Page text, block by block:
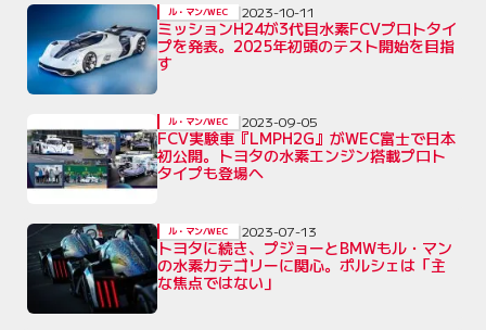
ミッションH24が3代目水素FCVプロトタイ
プを発表。2025年初頭のテスト開始を目指
す
ル・マン/WEC 2023-10-11
FCV実験車『LMPH2G』がWEC富士で日本
初公開。トヨタの水素エンジン搭載プロト
タイプも登場へ
ル・マン/WEC 2023-09-05
トヨタに続き、プジョーとBMWもル・マン
の水素カテゴリーに関心。ポルシェは「主
な焦点ではない」
ル・マン/WEC 2023-07-13